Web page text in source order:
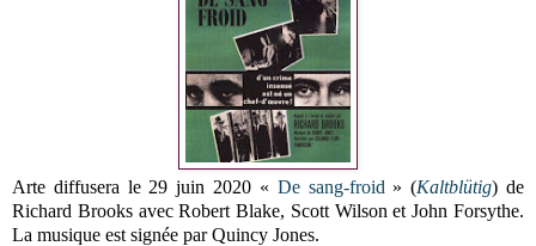
Arte diffusera le 29 juin 2020 « De sang-froid » (Kaltblütig) de
Richard Brooks avec Robert Blake, Scott Wilson et John Forsythe.
La musique est signée par Quincy Jones.